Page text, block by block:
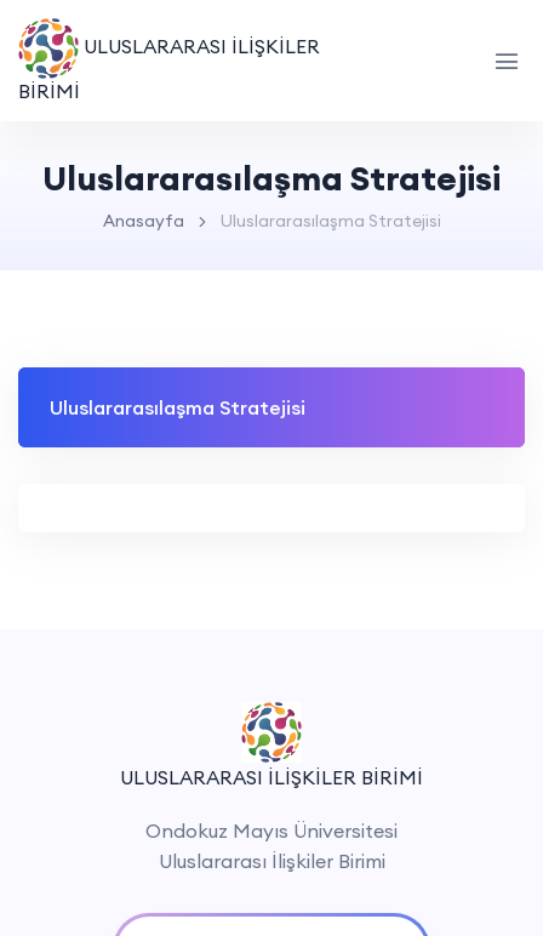
ULUSLARARASI İLİŞKİLER
BİRİMİ
Uluslararasılaşma Stratejisi
Anasayfa Uluslararasılaşma Stratejisi
Uluslararasılaşma Stratejisi
ULUSLARARASI İLİŞKİLER BİRİMİ
Ondokuz Mayıs Üniversitesi
Uluslararası İlişkiler Birimi